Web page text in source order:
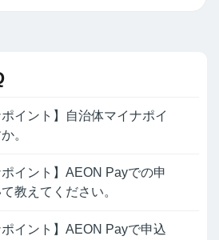
ポイント】自治体マイナポイ
。
ポイント】AEON Payでの申
教えてください。
ポイント】AEON Payで申込